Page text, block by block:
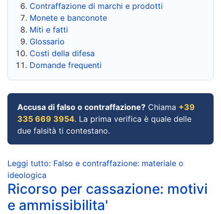
Contraffazione di marchi e prodotti
Monete e banconote
Miti e fatti
Glossario
Costi della difesa
Domande frequenti
Accusa di falso o contraffazione? Chiama +39
335 669 3954. La prima verifica è quale delle
due falsità ti contestano.
Leggi tutto: Falso e contraffazione: materiale o
ideologica
Ricorso per cassazione: motivi
e ammissibilita'